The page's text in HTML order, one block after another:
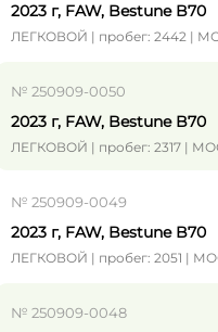
2023 г, FAW, Bestune B70
ЛЕГКОВОЙ | пробег: 2442 |
№ 250909-0050
2023 г, FAW, Bestune B70
ЛЕГКОВОЙ | пробег: 2317 |
№ 250909-0049
2023 г, FAW, Bestune B70
ЛЕГКОВОЙ | пробег: 2051 |
№ 250909-0048